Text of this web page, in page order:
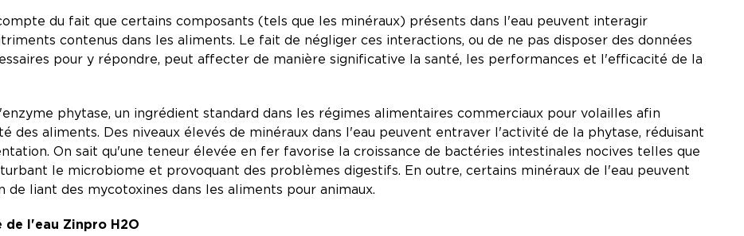
du fait que certains composants (tels que les minéraux) présents dans l'eau peuvent interagir
contenus dans les aliments. Le fait de négliger ces interactions, ou de ne pas disposer des données
pour y répondre, peut affecter de manière significative la santé, les performances et l'efficacité de la
phytase, un ingrédient standard dans les régimes alimentaires commerciaux pour volailles afin
des aliments. Des niveaux élevés de minéraux dans l'eau peuvent entraver l'activité de la phytase, réduisant
On sait qu'une teneur élevée en fer favorise la croissance de bactéries intestinales nocives telles que
le microbiome et provoquant des problèmes digestifs. En outre, certains minéraux de l'eau peuvent
liant des mycotoxines dans les aliments pour animaux.
l'eau Zinpro H2O